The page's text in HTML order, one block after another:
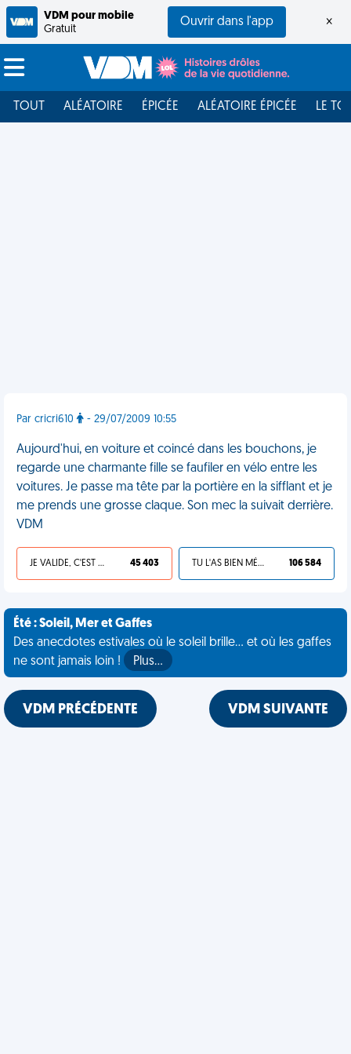
VDM pour mobile
Gratuit
Ouvrir dans l'app ×
TOUT ALÉATOIRE ÉPICÉE ALÉATOIRE ÉPICÉE LE
Par cricri610 - 29/07/2009 10:55
Aujourd'hui, en voiture et coincé dans les bouchons, je
regarde une charmante fille se faufiler en vélo entre les
voitures. Je passe ma tête par la portière en la sifflant et je
me prends une grosse claque. Son mec la suivait derrière.
VDM
JE VALIDE, C'EST UNE VDM 45 403 TU L'AS BIEN MÉRITÉ 106 584
Été : Soleil, Mer et Gaffes
Des anecdotes estivales où le soleil brille... et où les gaffes
ne sont jamais loin !
Plus…
VDM PRÉCÉDENTE VDM SUIVANTE